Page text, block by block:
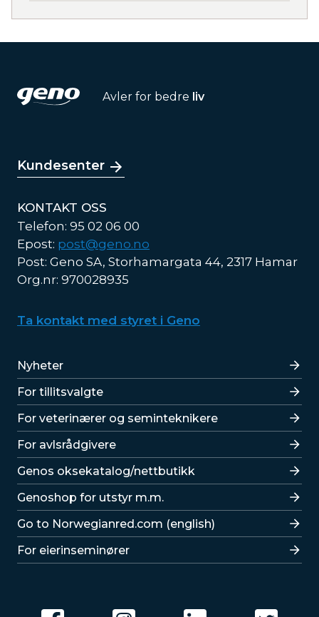
Avler for bedre liv
Kundesenter
KONTAKT OSS
Telefon: 95 02 06 00
Epost: post@geno.no
Post: Geno SA, Storhamargata 44, 2317 Hamar
Org.nr: 970028935
Ta kontakt med styret i Geno
Lenker
Nyheter
For tillitsvalgte
For veterinærer og seminteknikere
For avlsrådgivere
Lenker
Genos oksekatalog/nettbutikk
Genoshop for utstyr m.m.
Go to Norwegianred.com (english)
For eierinseminører